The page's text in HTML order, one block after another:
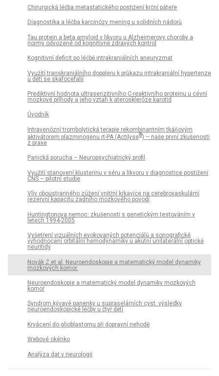
Chirurgická léčba metastatického postižení krční páteře
Diagnostika a léčba karcinózy mening u solidních nádorů
Tau protein a beta amyloid v likvoru u Alzheimerovy choroby a
normy odvozené od kognitivně zdravých kontrol
Kognitivní deficit po léčbě intrakraniálních aneuryzmat
Využití transkraniálního doppleru k průkazu intrakraniální hypertenze
u dětí se skafocefalií
Prediktivní hodnota ultrasenzitivního C-reaktivního proteinu u cévní
mozkové příhody a jeho vztah k ateroskleróze karotid
Úvodník
Intravenózní trombolytická terapie rekombinantním tkáňovým
aktivátorem plazminogenu rt-PA (Actilyse®) – naše první zkušenosti
z praxe
Panická porucha – Neuropsychiatrický profil
Využití stanovení klusterinu v séru a likvoru v diagnostice postižení
CNS – pilotní studie
Vliv oboustranného zúžení vnitřní krkavice na cerebrovaskulární
rezervní kapacitu zadního mozkového povodí
Huntingtonova nemoc: zkušenosti s genetickým testováním v
letech 1994-2005
Vyšetření vizuálních evokovaných potenciálů a sonografické
vyhodnocení orbitální hemodynamiky u akutní unilaterální optické
neuritidy
Novák Z et al. Neuroendoskopie a matematický model dynamiky
mozkových komor.
Neuroendoskopie a matematický model dynamiky mozkových
komor
Syndrom kývavé panenky u supraselárních cyst: výsledky
neuroendoskopické léčby u čtyř dětí
Krvácení do glioblastomu při dopravní nehodě
Webové okénko
Analýza dat v neurologii